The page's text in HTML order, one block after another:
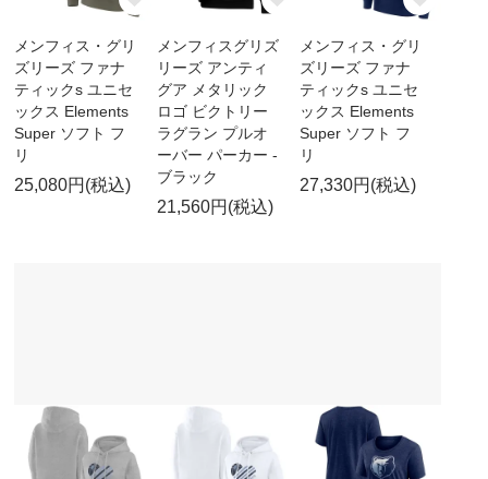
メンフィス・グリ
ズリーズ ファナ
ティックs ユニセ
ックス Elements
Super ソフト フ
リ
25,080円(税込)
メンフィスグリズ
リーズ アンティ
グア メタリック
ロゴ ビクトリー
ラグラン プルオ
ーバー パーカー -
ブラック
21,560円(税込)
メンフィス・グリ
ズリーズ ファナ
ティックs ユニセ
ックス Elements
Super ソフト フ
リ
27,330円(税込)